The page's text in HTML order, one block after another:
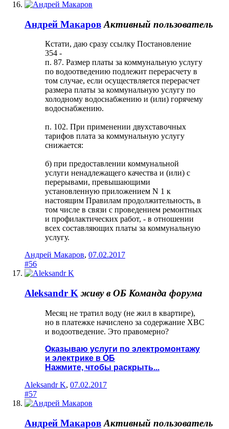
Андрей Макаров Активный пользователь
Кстати, даю сразу ссылку Постановление
354 -
п. 87. Размер платы за коммунальную услугу
по водоотведению подлежит перерасчету в
том случае, если осуществляется перерасчет
размера платы за коммунальную услугу по
холодному водоснабжению и (или) горячему
водоснабжению.
п. 102. При применении двухставочных
тарифов плата за коммунальную услугу
снижается:
б) при предоставлении коммунальной
услуги ненадлежащего качества и (или) с
перерывами, превышающими
установленную приложением N 1 к
настоящим Правилам продолжительность, в
том числе в связи с проведением ремонтных
и профилактических работ, - в отношении
всех составляющих платы за коммунальную
услугу.
Андрей Макаров, 07.02.2017
#56
Aleksandr K живу в ОБ Команда форума
Месяц не тратил воду (не жил в квартире),
но в платежке начислено за содержание ХВС
и водоотведение. Это правомерно?
Оказываю услуги по электромонтажу
и электрике в ОБ
Нажмите, чтобы раскрыть...
Aleksandr K, 07.02.2017
#57
Андрей Макаров Активный пользователь